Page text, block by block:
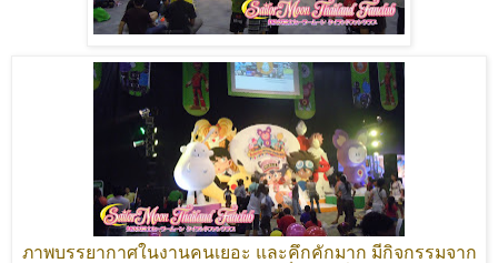
ภาพบรรยากาศในงานคนเยอะ และคึกคักมาก มีกิจกรรมจาก